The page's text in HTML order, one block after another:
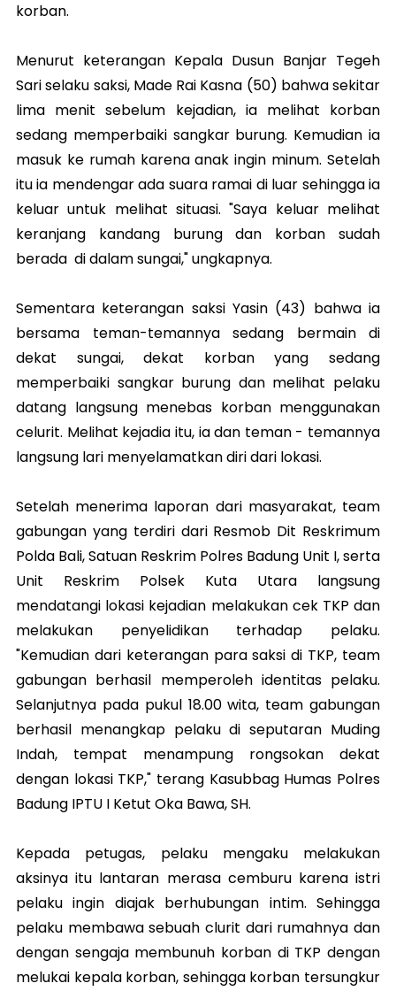
korban.
Menurut keterangan Kepala Dusun Banjar Tegeh
Sari selaku saksi, Made Rai Kasna (50) bahwa sekitar
lima menit sebelum kejadian, ia melihat korban
sedang memperbaiki sangkar burung. Kemudian ia
masuk ke rumah karena anak ingin minum. Setelah
itu ia mendengar ada suara ramai di luar sehingga ia
keluar untuk melihat situasi. "Saya keluar melihat
keranjang kandang burung dan korban sudah
berada di dalam sungai," ungkapnya.
Sementara keterangan saksi Yasin (43) bahwa ia
bersama teman-temannya sedang bermain di
dekat sungai, dekat korban yang sedang
memperbaiki sangkar burung dan melihat pelaku
datang langsung menebas korban menggunakan
celurit. Melihat kejadia itu, ia dan teman - temannya
langsung lari menyelamatkan diri dari lokasi.
Setelah menerima laporan dari masyarakat, team
gabungan yang terdiri dari Resmob Dit Reskrimum
Polda Bali, Satuan Reskrim Polres Badung Unit I, serta
Unit Reskrim Polsek Kuta Utara langsung
mendatangi lokasi kejadian melakukan cek TKP dan
melakukan penyelidikan terhadap pelaku.
"Kemudian dari keterangan para saksi di TKP, team
gabungan berhasil memperoleh identitas pelaku.
Selanjutnya pada pukul 18.00 wita, team gabungan
berhasil menangkap pelaku di seputaran Muding
Indah, tempat menampung rongsokan dekat
dengan lokasi TKP," terang Kasubbag Humas Polres
Badung IPTU I Ketut Oka Bawa, SH.
Kepada petugas, pelaku mengaku melakukan
aksinya itu lantaran merasa cemburu karena istri
pelaku ingin diajak berhubungan intim. Sehingga
pelaku membawa sebuah clurit dari rumahnya dan
dengan sengaja membunuh korban di TKP dengan
melukai kepala korban, sehingga korban tersungkur